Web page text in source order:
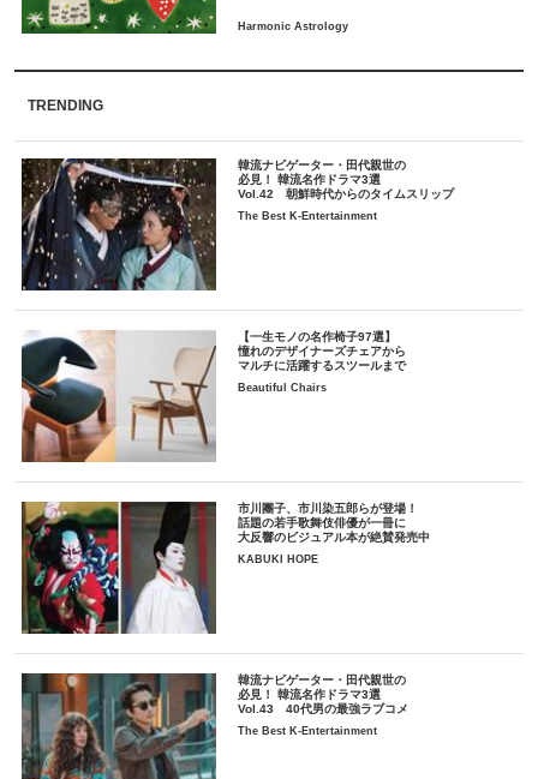
TRENDING
韓流ナビゲーター・田代親世の
必見！ 韓流名作ドラマ3選
Vol.42 朝鮮時代からのタイムスリップ
The Best K-Entertainment
【一生モノの名作椅子97選】
憧れのデザイナーズチェアから
マルチに活躍するスツールまで
Beautiful Chairs
市川團子、市川染五郎らが登場！
話題の若手歌舞伎俳優が一冊に
大反響のビジュアル本が絶賛発売中
KABUKI HOPE
韓流ナビゲーター・田代親世の
必見！ 韓流名作ドラマ3選
Vol.43 40代男の最強ラブコメ
The Best K-Entertainment